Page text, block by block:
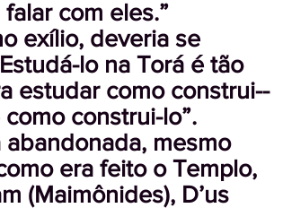
com eles.”
exílio, deveria se
lo na Torá é tão
estudar como construi--
construi-lo”.
mesmo
era feito o Templo,
(Maimônides), D’us